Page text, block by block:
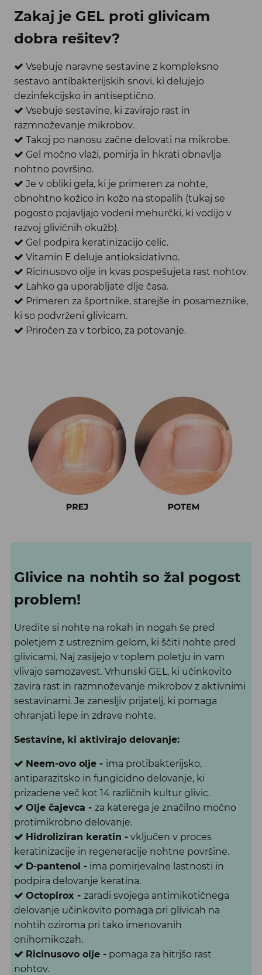
Zakaj je GEL proti glivicam
dobra rešitev?
Vsebuje naravne sestavine z kompleksno
sestavo antibakterijskih snovi, ki delujejo
dezinfekcijsko in antiseptično.
Vsebuje sestavine, ki zavirajo rast in
razmnoževanje mikrobov.
Takoj po nanosu začne delovati na mikrobe.
Gel močno vlaži, pomirja in hkrati obnavlja
nohtno površino.
Je v obliki gela, ki je primeren za nohte,
obnohtno kožico in kožo na stopalih (tukaj se
pogosto pojavljajo vodeni mehurčki, ki vodijo v
razvoj glivičnih okužb).
Gel podpira keratinizacijo celic.
Vitamin E deluje antioksidativno.
Ricinusovo olje in kvas pospešujeta rast nohtov.
Lahko ga uporabljate dlje časa.
Primeren za športnike, starejše in posameznike,
ki so podvrženi glivicam.
Priročen za v torbico, za potovanje.
Glivice na nohtih so žal pogost
problem!
Uredite si nohte na rokah in nogah še pred
poletjem z ustreznim gelom, ki ščiti nohte pred
glivicami. Naj zasijejo v toplem poletju in vam
vlivajo samozavest. Vrhunski GEL, ki učinkovito
zavira rast in razmnoževanje mikrobov z aktivnimi
sestavinami. Je zanesljiv prijatelj, ki pomaga
ohranjati lepe in zdrave nohte.
Sestavine, ki aktivirajo delovanje:
Neem-ovo olje - ima protibakterijsko,
antiparazitsko in fungicidno delovanje, ki
prizadene več kot 14 različnih kultur glivic.
Olje čajevca - za katerega je značilno močno
protimikrobno delovanje.
Hidroliziran keratin -vključen v proces
keratinizacije in regeneracije nohtne površine.
D-pantenol -ima pomirjevalne lastnosti in
podpira delovanje keratina.
Octopirox - zaradi svojega antimikotičnega
delovanje učinkovito pomaga pri glivicah na
nohtih oziroma pri tako imenovanih
onihomikozah.
Ricinusovo olje -pomaga za hitrjšo rast
nohtov.